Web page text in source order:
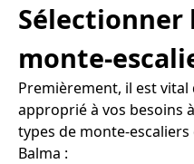
Sélectionner
monte-
Premièrement, il est
approprié à vos besoins
types de monte-
Balma :